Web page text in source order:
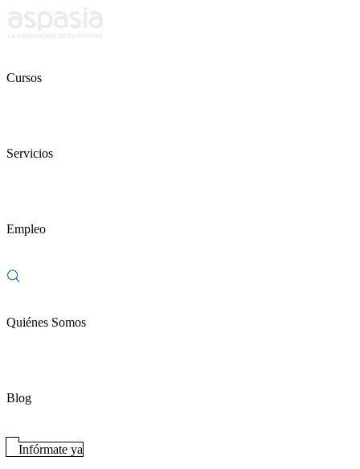
Cursos
Servicios
Empleo
Quiénes Somos
Blog
Infórmate ya